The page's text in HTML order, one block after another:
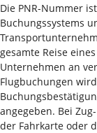
Die PNR-Nummer
Buchungssystems
gesamte Reise
Unternehmen an
Flugbuchungen
angegeben. Bei
der Fahrkarte oder